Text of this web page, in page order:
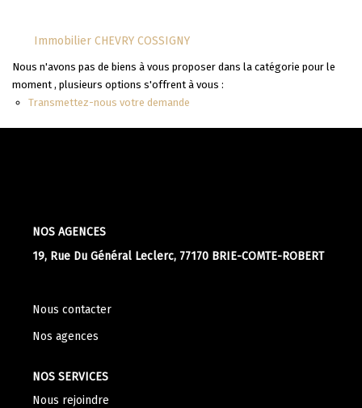
Nos Biens Vendus
Apporteurs D'affaire
LOUER
Immobilier CHEVRY COSSIGNY
Nous n'avons pas de biens à vous proposer dans la catégorie pour le
moment , plusieurs options s'offrent à vous :
Transmettez-nous votre demande
NOS AGENCES
19, Rue Du Général Leclerc, 77170 BRIE-COMTE-ROBERT
Nous contacter
Nos agences
NOS SERVICES
Nous rejoindre